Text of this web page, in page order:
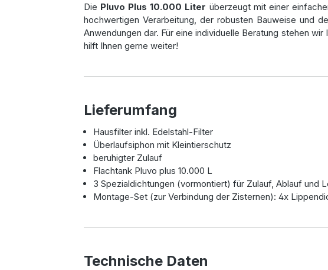
Die Pluvo Plus 10.000 Liter überzeugt mit einer
hochwertigen Verarbeitung, der robusten Bauweise und
Anwendungen dar. Für eine individuelle Beratung stehen
hilft Ihnen gerne weiter!
Lieferumfang
Hausfilter inkl. Edelstahl-Filter
Überlaufsiphon mit Kleintierschutz
beruhigter Zulauf
Flachtank Pluvo plus 10.000 L
3 Spezialdichtungen (vormontiert) für Zulauf, Ablauf und
Montage-Set (zur Verbindung der Zisternen): 4x
Technische Daten